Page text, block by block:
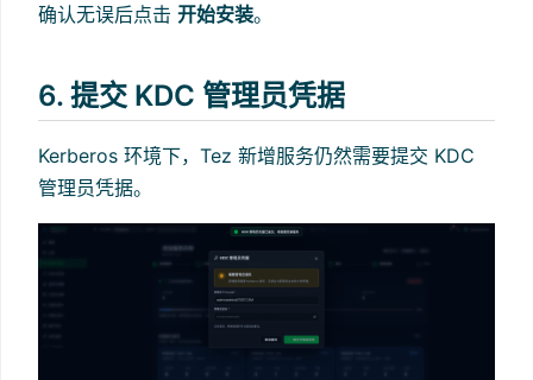
确认无误后点击 开始安装。
6. 提交 KDC 管理员凭据
Kerberos 环境下，Tez 新增服务仍然需要提交 KDC
管理员凭据。